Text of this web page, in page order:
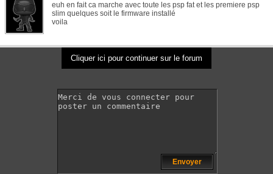
euh en fait ca marche avec toute les psp fat et les premiere psp
slim quelques soit le firmware installé
voila
Cliquer ici pour continuer sur le forum
Envoyer